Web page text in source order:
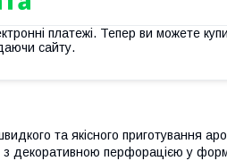
платежі. Тепер ви можете
сайту.
та якісного приготування
з декоративною перфорацією у